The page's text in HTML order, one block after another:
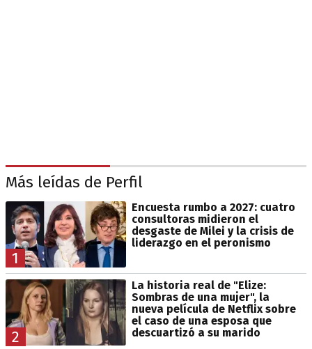
Más leídas de Perfil
1
Encuesta rumbo a 2027: cuatro
consultoras midieron el
desgaste de Milei y la crisis de
liderazgo en el peronismo
2
La historia real de "Elize:
Sombras de una mujer", la
nueva película de Netflix sobre
el caso de una esposa que
descuartizó a su marido